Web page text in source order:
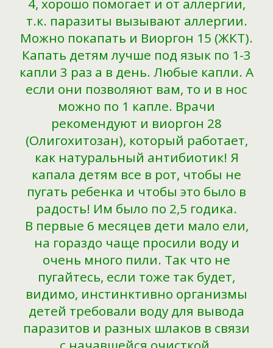
т.к. паразиты вызывают аллергии.
Можно покапать и Виоргон 15 (ЖКТ).
Капать детям лучше под язык по 1-3
капли 3 раз а в день. Любые капли. А
если они позволяют вам, то и в нос
можно по 1 капле. Врачи
рекомендуют и виоргон 28
(Олигохитозан), который работает,
как натуральный антибиотик! Я
капала детям все в рот, чтобы не
пугать ребенка и чтобы это было в
радость! Им было по 2,5 годика.
В первые 6 месяцев дети мало ели,
на гораздо чаще просили воду и
очень много пили. Так что не
пугайтесь, если тоже так будет,
видимо, инстинктивно организмы
детей требовали воду для вывода
паразитов и разных шлаков в связи